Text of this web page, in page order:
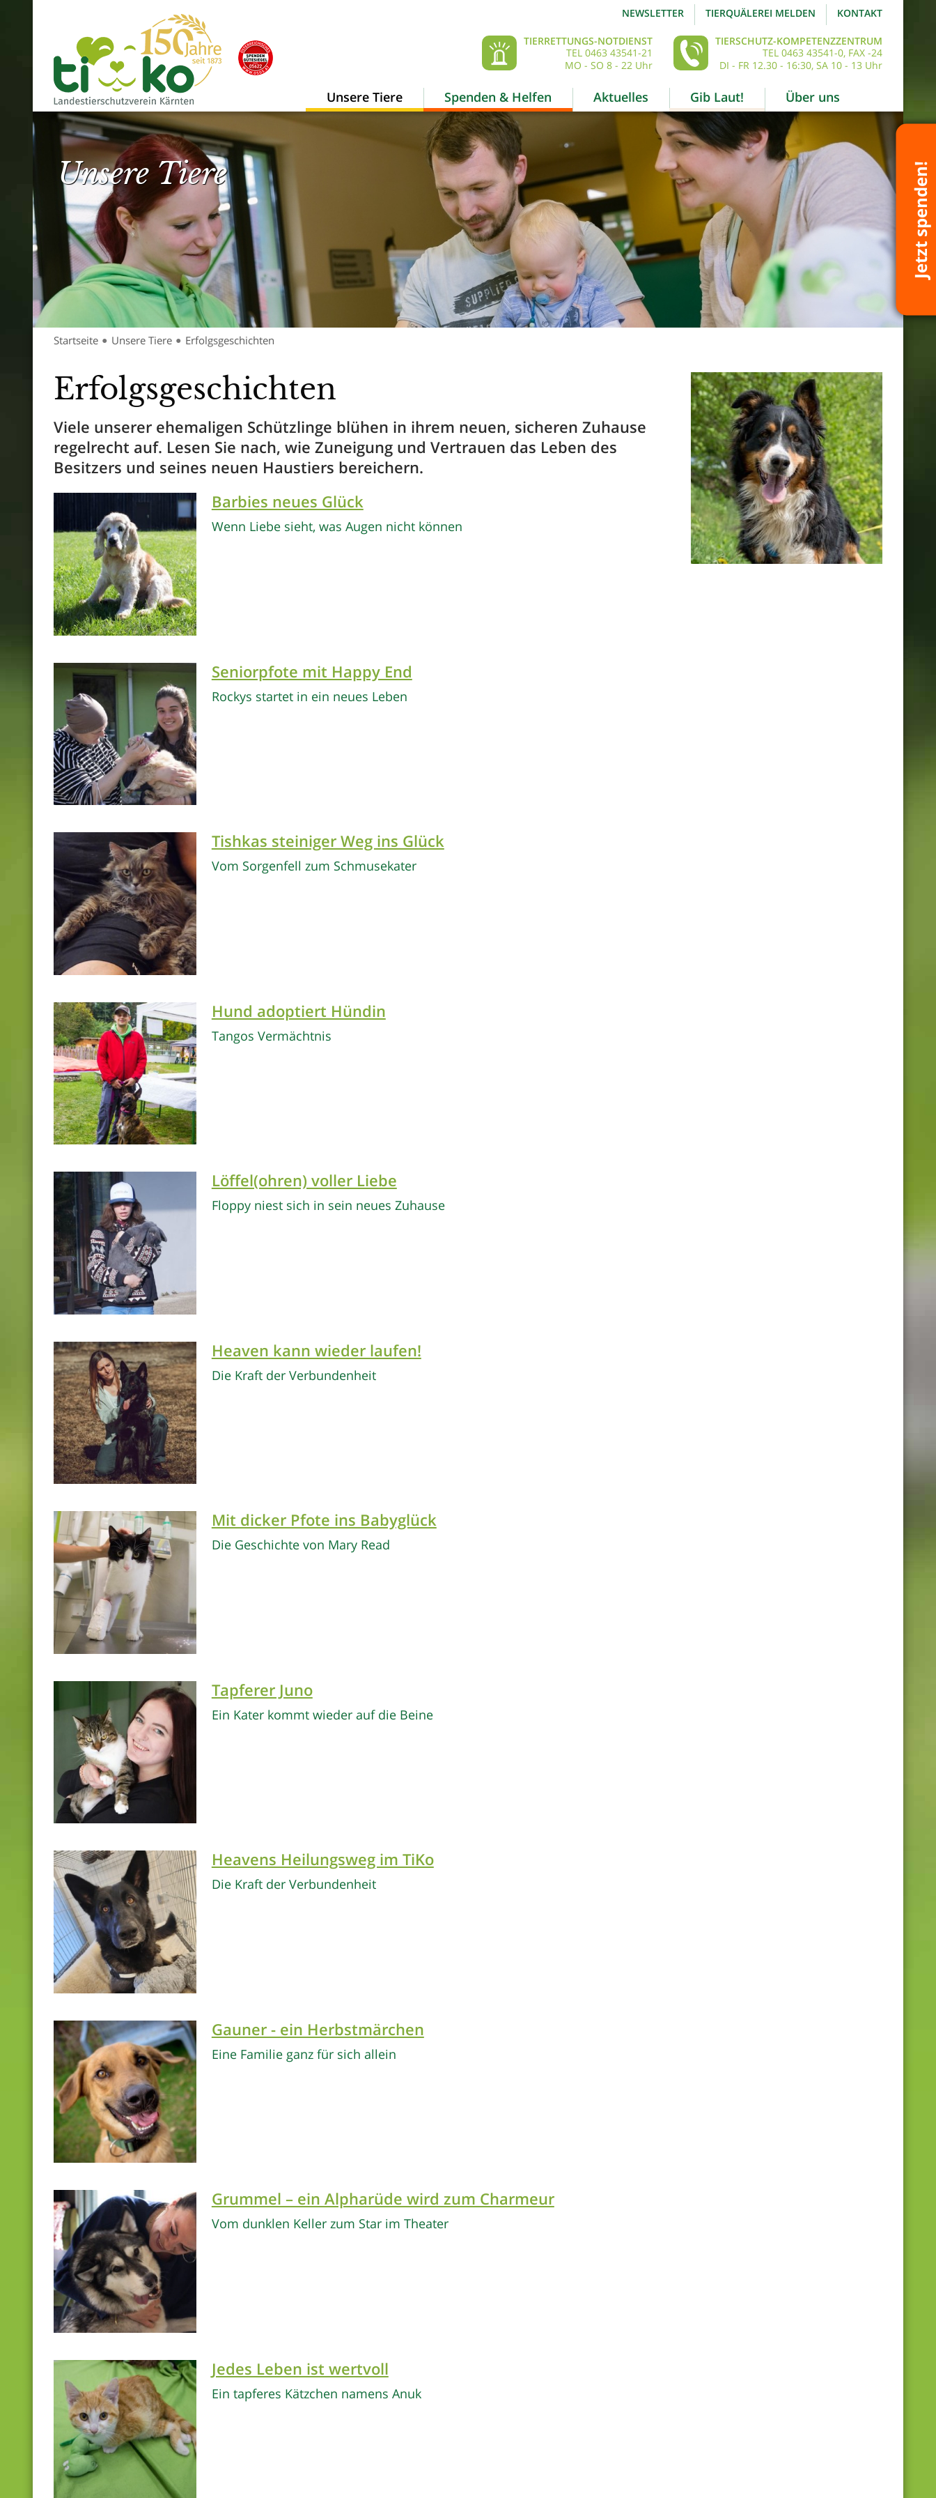
Jetzt spenden!
KONTAKT
TIERQUÄLEREI MELDEN
NEWSLETTER
TIERSCHUTZ-KOMPETENZZENTRUM
TEL 0463 43541-0, FAX -24
DI - FR 12.30 - 16:30, SA 10 - 13 Uhr
TIERRETTUNGS-NOTDIENST
TEL 0463 43541-21
MO - SO 8 - 22 Uhr
Unsere Tiere Spenden & Helfen Aktuelles Gib Laut! Über uns
Unsere Tiere_Slider 350 © Tine Steinthaler
Unsere Tiere
Startseite ● Unsere Tiere ● Erfolgsgeschichten
Erfolgsgeschichten
Viele unserer ehemaligen Schützlinge blühen in ihrem neuen, sicheren Zuhause
regelrecht auf. Lesen Sie nach, wie Zuneigung und Vertrauen das Leben des
Besitzers und seines neuen Haustiers bereichern.
Barbies neues Glück
Wenn Liebe sieht, was Augen nicht können
Seniorpfote mit Happy End
Rockys startet in ein neues Leben
Tishkas steiniger Weg ins Glück
Vom Sorgenfell zum Schmusekater
Hund adoptiert Hündin
Tangos Vermächtnis
Löffel(ohren) voller Liebe
Floppy niest sich in sein neues Zuhause
Heaven kann wieder laufen!
Die Kraft der Verbundenheit
Mit dicker Pfote ins Babyglück
Die Geschichte von Mary Read
Tapferer Juno
Ein Kater kommt wieder auf die Beine
Heavens Heilungsweg im TiKo
Die Kraft der Verbundenheit
Gauner - ein Herbstmärchen
Eine Familie ganz für sich allein
Grummel – ein Alpharüde wird zum Charmeur
Vom dunklen Keller zum Star im Theater
Jedes Leben ist wertvoll
Ein tapferes Kätzchen namens Anuk